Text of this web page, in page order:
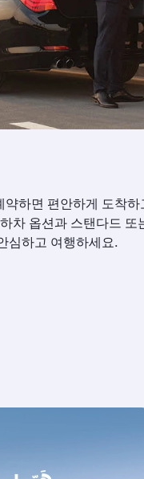
약하면 편안하게 도착하
차 옵션과 스탠다드 또
심하고 여행하세요.